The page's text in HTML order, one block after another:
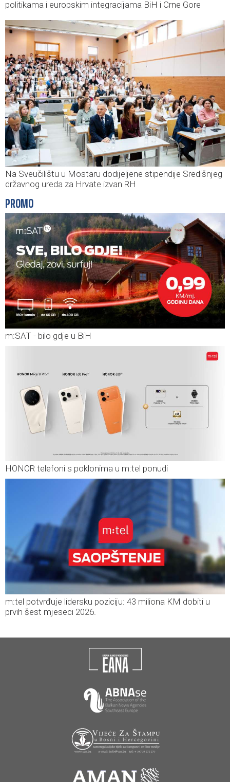
politikama i europskim integracijama BiH i Crne Gore
Na Sveučilištu u Mostaru dodijeljene stipendije Središnjeg
državnog ureda za Hrvate izvan RH
PROMO
m:SAT - bilo gdje u BiH
HONOR telefoni s poklonima u m:tel ponudi
m:tel potvrđuje lidersku poziciju: 43 miliona KM dobiti u
prvih šest mjeseci 2026.